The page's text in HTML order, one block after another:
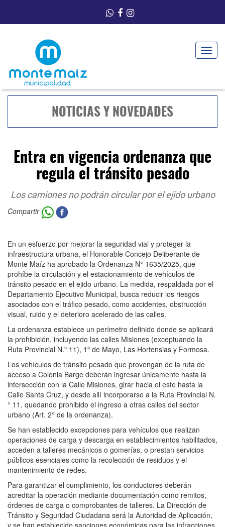
Toggle
NOTICIAS Y NOVEDADES
Entra en vigencia ordenanza que
regula el tránsito pesado
Los camiones no podrán circular por el ejido urbano
Compartir
En un esfuerzo por mejorar la seguridad vial y proteger la
infraestructura urbana, el Honorable Concejo Deliberante de
Monte Maíz ha aprobado la Ordenanza N° 1635/2025, que
prohíbe la circulación y el estacionamiento de vehículos de
tránsito pesado en el ejido urbano. La medida, respaldada por el
Departamento Ejecutivo Municipal, busca reducir los riesgos
asociados con el tráfico pesado, como accidentes, obstrucción
visual, ruido y el deterioro acelerado de las calles.
La ordenanza establece un perímetro definido donde se aplicará
la prohibición, incluyendo las calles Misiones (exceptuando la
Ruta Provincial N.º 11), 1º de Mayo, Las Hortensias y Formosa.
Los vehículos de tránsito pesado que provengan de la ruta de
acceso a Colonia Barge deberán ingresar únicamente hasta la
intersección con la Calle Misiones, girar hacia el este hasta la
Calle Santa Cruz, y desde allí incorporarse a la Ruta Provincial N.
° 11, quedando prohibido el ingreso a otras calles del sector
urbano (Art. 2° de la ordenanza).
Se han establecido excepciones para vehículos que realizan
operaciones de carga y descarga en establecimientos habilitados,
acceden a talleres mecánicos o gomerías, o prestan servicios
públicos esenciales como la recolección de residuos y el
mantenimiento de redes.
Para garantizar el cumplimiento, los conductores deberán
acreditar la operación mediante documentación como remitos,
órdenes de carga o comprobantes de talleres. La Dirección de
Tránsito y Seguridad Ciudadana será la Autoridad de Aplicación,
y se han establecido sanciones económicas para las infracciones.